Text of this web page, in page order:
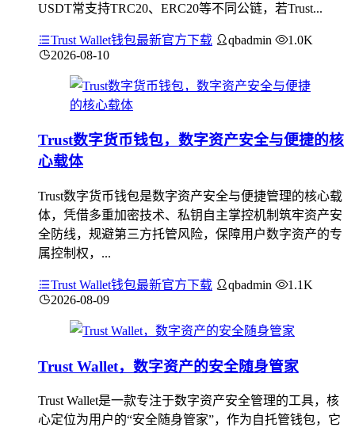
USDT常支持TRC20、ERC20等不同公链，若Trust...
Trust Wallet钱包最新官方下载 qbadmin
1.0K
2026-08-10
Trust数字货币钱包，数字资产安全与便捷的核
心载体
Trust数字货币钱包是数字资产安全与便捷管理的核心载
体，凭借多重加密技术、私钥自主掌控机制筑牢资产安
全防线，规避第三方托管风险，保障用户数字资产的专
属控制权，...
Trust Wallet钱包最新官方下载 qbadmin
1.1K
2026-08-09
Trust Wallet，数字资产的安全随身管家
Trust Wallet是一款专注于数字资产安全管理的工具，核
心定位为用户的“安全随身管家”，作为自托管钱包，它